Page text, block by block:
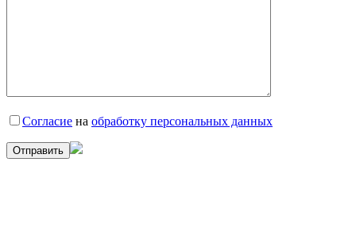
Согласие на обработку персональных данных